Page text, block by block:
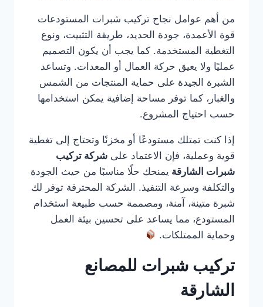
من أهم عوامل نجاح تركيب شبرات المستودعات
قوة الأعمدة، جودة الحديد، طريقة التثبيت، ونوع
التغطية المستخدمة. كما يجب أن يكون التصميم
عمليًا ولا يعيق حركة العمال أو المعدات. وتساعد
الشبرة الجيدة على حماية المنتجات من الشمس
والغبار، كما توفر مساحة إضافية يمكن استخدامها
حسب احتياج المشروع.
إذا كنت تمتلك مستودعًا أو مخزنًا وتحتاج إلى تغطية
قوية وعملية، فإن الاعتماد على شركة تركيب
شبرات الشارقة يمنحك حلًا مناسبًا من حيث الجودة
والتكلفة وسرعة التنفيذ. الشركة المحترفة توفر لك
شبرة متينة، آمنة، ومصممة حسب طبيعة استخدام
المستودع، مما يساعد على تحسين بيئة العمل
وحماية الممتلكات.
تركيب شبرات للمصانع
الشارقة